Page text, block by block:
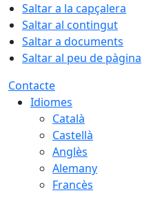
Saltar a la capçalera
Saltar al contingut
Saltar a documents
Saltar al peu de pàgina
Contacte
Idiomes
Català
Castellà
Anglès
Alemany
Francès